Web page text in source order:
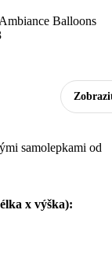
samolepkami od
x výška):